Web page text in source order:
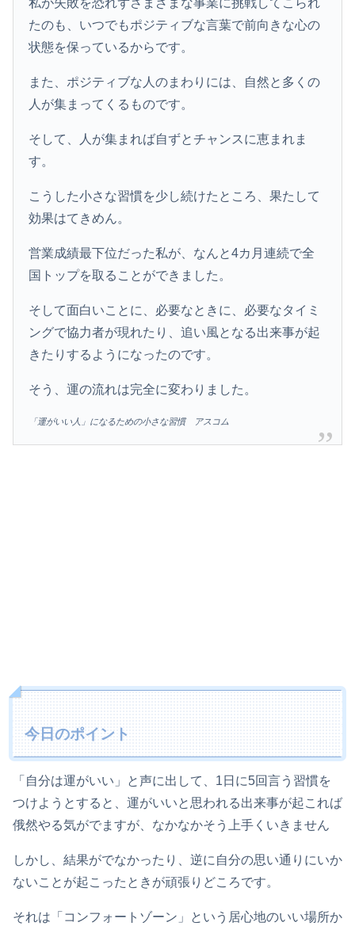
私が失敗を恐れずさまざまな事業に挑戦してこられ
たのも、いつでもポジティブな言葉で前向きな心の
状態を保っているからです。
また、ポジティブな人のまわりには、自然と多くの
人が集まってくるものです。
そして、人が集まれば自ずとチャンスに恵まれま
す。
こうした小さな習慣を少し続けたところ、果たして
効果はてきめん。
営業成績最下位だった私が、なんと4カ月連続で全
国トップを取ることができました。
そして面白いことに、必要なときに、必要なタイミ
ングで協力者が現れたり、追い風となる出来事が起
きたりするようになったのです。
そう、運の流れは完全に変わりました。
「運がいい人」になるための小さな習慣 アスコム
今日のポイント
「自分は運がいい」と声に出して、1日に5回言う習慣を
つけようとすると、運がいいと思われる出来事が起これば
俄然やる気がでますが、なかなかそう上手くいきません
しかし、結果がでなかったり、逆に自分の思い通りにいか
ないことが起こったときが頑張りどころです。
それは「コンフォートゾーン」という居心地のいい場所か